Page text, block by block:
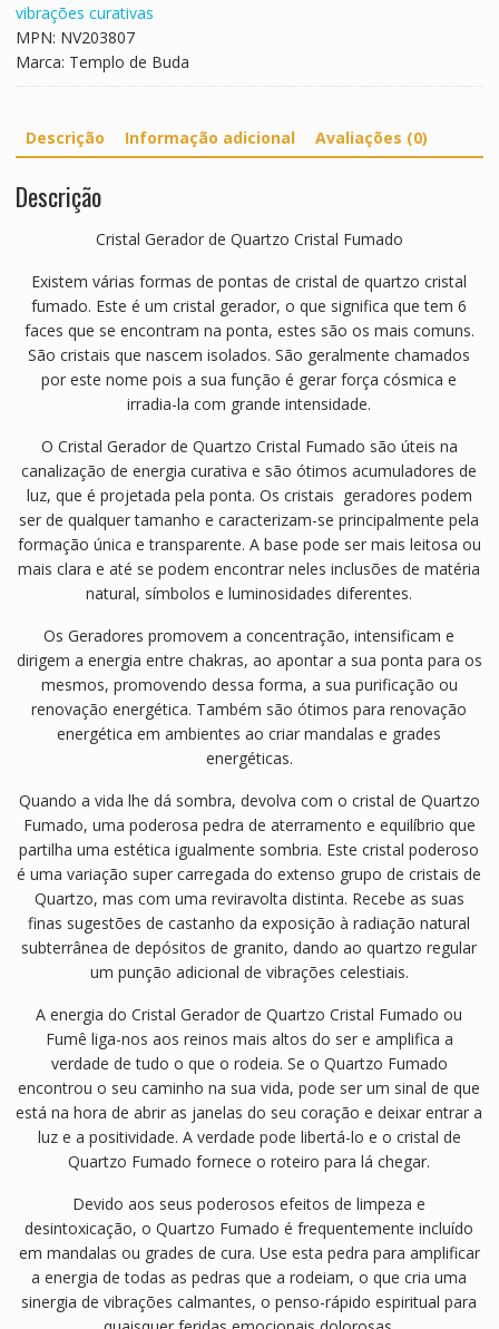
vibrações curativas
MPN: NV203807
Marca: Templo de Buda
Descrição Informação adicional Avaliações (0)
Descrição
Cristal Gerador de Quartzo Cristal Fumado
Existem várias formas de pontas de cristal de quartzo cristal
fumado. Este é um cristal gerador, o que significa que tem 6
faces que se encontram na ponta, estes são os mais comuns.
São cristais que nascem isolados. São geralmente chamados
por este nome pois a sua função é gerar força cósmica e
irradia-la com grande intensidade.
O Cristal Gerador de Quartzo Cristal Fumado são úteis na
canalização de energia curativa e são ótimos acumuladores de
luz, que é projetada pela ponta. Os cristais geradores podem
ser de qualquer tamanho e caracterizam-se principalmente pela
formação única e transparente. A base pode ser mais leitosa ou
mais clara e até se podem encontrar neles inclusões de matéria
natural, símbolos e luminosidades diferentes.
Os Geradores promovem a concentração, intensificam e
dirigem a energia entre chakras, ao apontar a sua ponta para os
mesmos, promovendo dessa forma, a sua purificação ou
renovação energética. Também são ótimos para renovação
energética em ambientes ao criar mandalas e grades
energéticas.
Quando a vida lhe dá sombra, devolva com o cristal de Quartzo
Fumado, uma poderosa pedra de aterramento e equilíbrio que
partilha uma estética igualmente sombria. Este cristal poderoso
é uma variação super carregada do extenso grupo de cristais de
Quartzo, mas com uma reviravolta distinta. Recebe as suas
finas sugestões de castanho da exposição à radiação natural
subterrânea de depósitos de granito, dando ao quartzo regular
um punção adicional de vibrações celestiais.
A energia do Cristal Gerador de Quartzo Cristal Fumado ou
Fumê liga-nos aos reinos mais altos do ser e amplifica a
verdade de tudo o que o rodeia. Se o Quartzo Fumado
encontrou o seu caminho na sua vida, pode ser um sinal de que
está na hora de abrir as janelas do seu coração e deixar entrar a
luz e a positividade. A verdade pode libertá-lo e o cristal de
Quartzo Fumado fornece o roteiro para lá chegar.
Devido aos seus poderosos efeitos de limpeza e
desintoxicação, o Quartzo Fumado é frequentemente incluído
em mandalas ou grades de cura. Use esta pedra para amplificar
a energia de todas as pedras que a rodeiam, o que cria uma
sinergia de vibrações calmantes, o penso-rápido espiritual para